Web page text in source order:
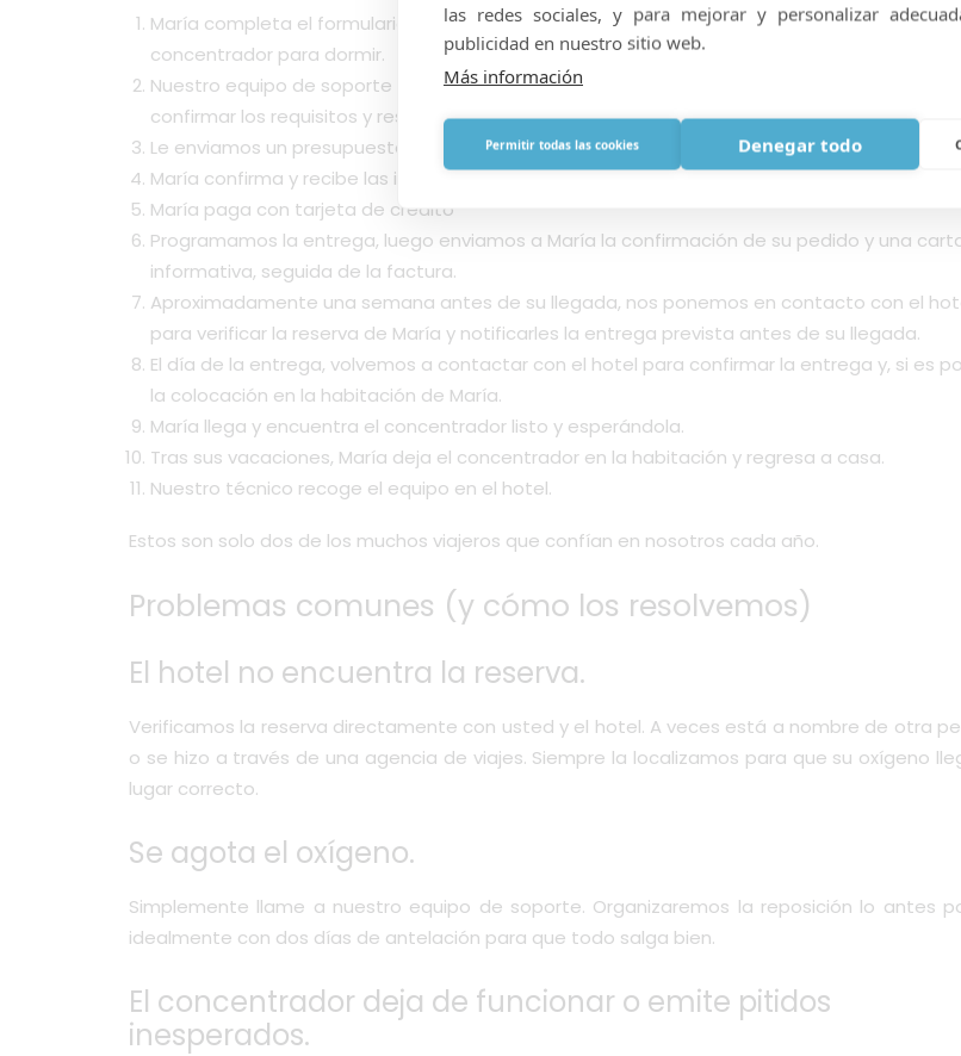
María completa el formulario de viaje con las fechas, el destino en España y que necesita
concentrador para dormir.
Nuestro equipo de soporte revisa la solicitud y envía un correo electrónico a María para
confirmar los requisitos y responder a sus preguntas.
Le enviamos un presupuesto sin compromiso para el servicio de oxígeno.
María confirma y recibe las instrucciones de pago
María paga con tarjeta de crédito
Programamos la entrega, luego enviamos a María la confirmación de su pedido y una
informativa, seguida de la factura.
Aproximadamente una semana antes de su llegada, nos ponemos en contacto con el
para verificar la reserva de María y notificarles la entrega prevista antes de su llegada.
El día de la entrega, volvemos a contactar con el hotel para confirmar la entrega y, si es
la colocación en la habitación de María.
María llega y encuentra el concentrador listo y esperándola.
Tras sus vacaciones, María deja el concentrador en la habitación y regresa a casa.
Nuestro técnico recoge el equipo en el hotel.
Estos son solo dos de los muchos viajeros que confían en nosotros cada año.
Problemas comunes (y cómo los resolvemos)
El hotel no encuentra la reserva.
Verificamos la reserva directamente con usted y el hotel. A veces está a nombre de otra
o se hizo a través de una agencia de viajes. Siempre la localizamos para que su oxígeno
lugar correcto.
Se agota el oxígeno.
Simplemente llame a nuestro equipo de soporte. Organizaremos la reposición lo antes
idealmente con dos días de antelación para que todo salga bien.
El concentrador deja de funcionar o emite pitidos
inesperados.
las redes sociales, y para mejorar y personalizar
publicidad en nuestro sitio web.
Más información
Permitir todas las cookies Denegar todo